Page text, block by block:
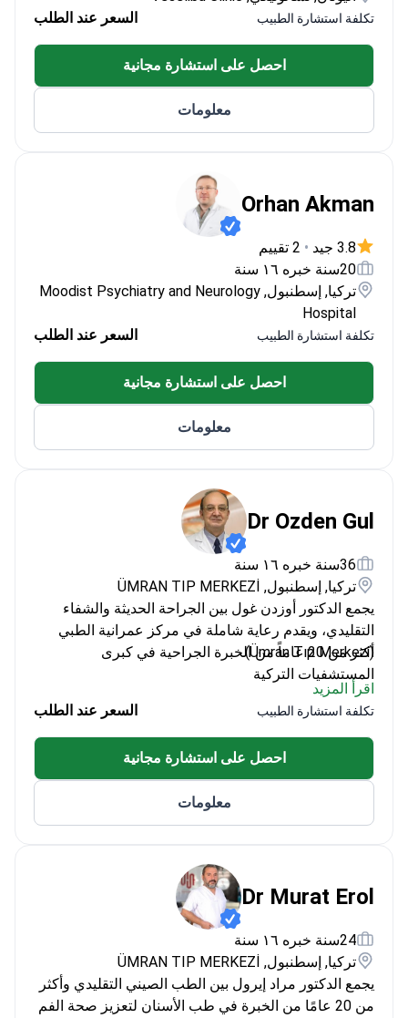
تكلفة استشارة الطبيب السعر عند الطلب
احصل على استشارة مجانية
معلومات
Orhan Akman
3.8 جيد •
20سنة خبره ١٦ سنة
تركيا, إسطنبول, Moodist Psychiatry and Neurology
Hospital
تكلفة استشارة الطبيب السعر عند الطلب
احصل على استشارة مجانية
معلومات
Dr Ozden Gul
36سنة خبره ١٦ سنة
تركيا, إسطنبول, ÜMRAN TIP MERKEZİ
يجمع الدكتور أوزدن غول بين الجراحة الحديثة والشفاء
التقليدي، ويقدم رعاية شاملة في مركز عمرانية الطبي
(Ümran Tıp Merkezi).
أكثر من 20 عاماً من الخبرة الجراحية في كبرى
المستشفيات التركية
خبير في التقنيات طفيفة التوغل لتعافي أسرع
متخصص في جراحة الجهاز الهضمي والغدد الصماء
والثدي
يتقن اللغة الإنجليزية لاستشارات المرضى الدوليين
اقرأ المزيد
تكلفة استشارة الطبيب السعر عند الطلب
احصل على استشارة مجانية
معلومات
Dr Murat Erol
24سنة خبره ١٦ سنة
تركيا, إسطنبول, ÜMRAN TIP MERKEZİ
يجمع الدكتور مراد إيرول بين الطب الصيني التقليدي وأكثر
من 20 عامًا من الخبرة في طب الأسنان لتعزيز صحة الفم